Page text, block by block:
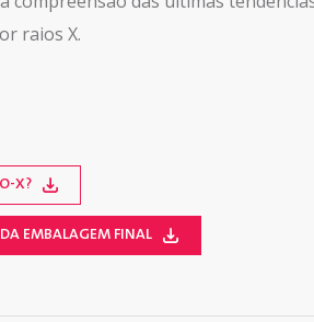
raios X.
X?
EMBALAGEM FINAL